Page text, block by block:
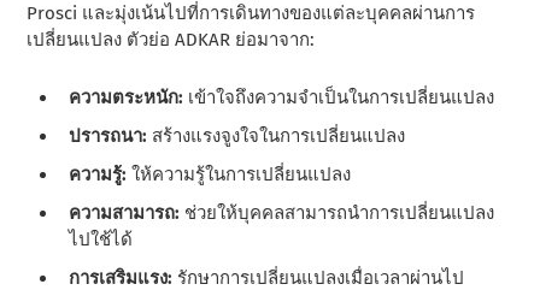
Prosci และมุ่งเน้นไปที่การเดินทางของแต่ละบุคคลผ่านการ
เปลี่ยนแปลง ตัวย่อ ADKAR ย่อมาจาก:
ความตระหนัก: เข้าใจถึงความจําเป็นในการเปลี่ยนแปลง
ปรารถนา: สร้างแรงจูงใจในการเปลี่ยนแปลง
ความรู้: ให้ความรู้ในการเปลี่ยนแปลง
ความสามารถ: ช่วยให้บุคคลสามารถนําการเปลี่ยนแปลง
ไปใช้ได้
การเสริมแรง: รักษาการเปลี่ยนแปลงเมื่อเวลาผ่านไป